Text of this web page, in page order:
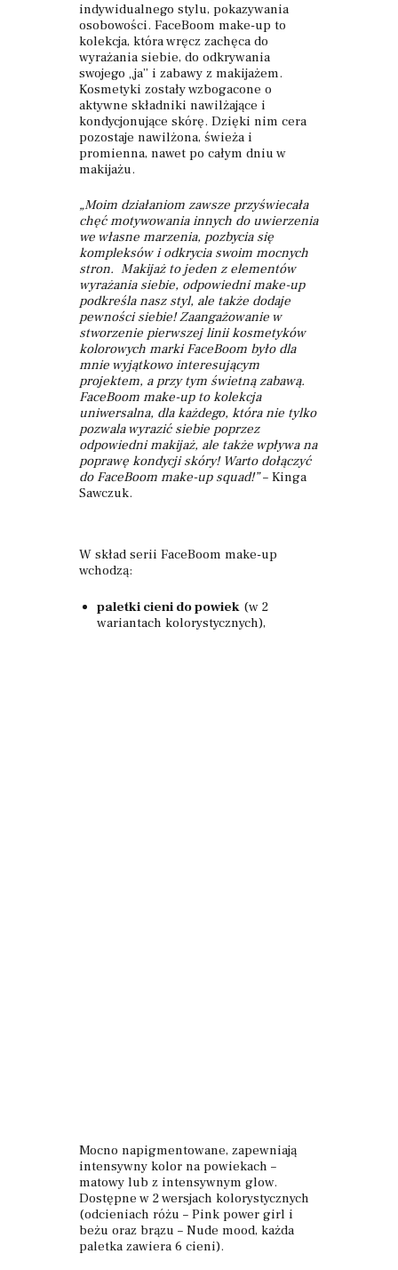
indywidualnego stylu, pokazywania
osobowości. FaceBoom make-up to
kolekcja, która wręcz zachęca do
wyrażania siebie, do odkrywania
swojego „ja” i zabawy z makijażem.
Kosmetyki zostały wzbogacone o
aktywne składniki nawilżające i
kondycjonujące skórę. Dzięki nim cera
pozostaje nawilżona, świeża i
promienna, nawet po całym dniu w
makijażu.
„Moim działaniom zawsze przyświecała
chęć motywowania innych do uwierzenia
we własne marzenia, pozbycia się
kompleksów i odkrycia swoim mocnych
stron. Makijaż to jeden z elementów
wyrażania siebie, odpowiedni make-up
podkreśla nasz styl, ale także dodaje
pewności siebie! Zaangażowanie w
stworzenie pierwszej linii kosmetyków
kolorowych marki FaceBoom było dla
mnie wyjątkowo interesującym
projektem, a przy tym świetną zabawą.
FaceBoom make-up to kolekcja
uniwersalna, dla każdego, która nie tylko
pozwala wyrazić siebie poprzez
odpowiedni makijaż, ale także wpływa na
poprawę kondycji skóry! Warto dołączyć
do FaceBoom make-up squad!”– Kinga
Sawczuk.
W skład serii FaceBoom make-up
wchodzą:
paletki cieni do powiek(w 2
wariantach kolorystycznych),
Mocno napigmentowane, zapewniają
intensywny kolor na powiekach –
matowy lub z intensywnym glow.
Dostępne w 2 wersjach kolorystycznych
(odcieniach różu – Pink power girl i
beżu oraz brązu – Nude mood, każda
paletka zawiera 6 cieni).